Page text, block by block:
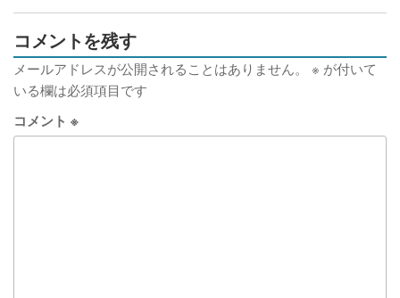
コメントを残す
メールアドレスが公開されることはありません。 ※ が付いて
いる欄は必須項目です
コメント ※